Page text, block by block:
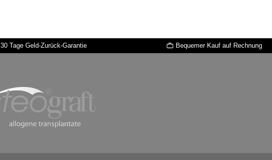
30 Tage Geld-Zurück-Garantie Bequemer Kauf auf Rechnung